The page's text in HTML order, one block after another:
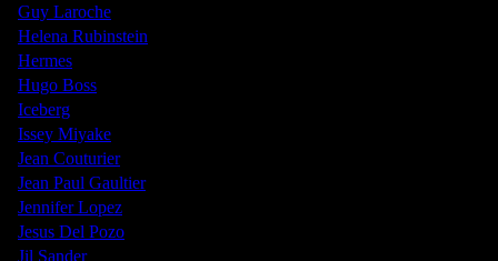
Guy Laroche
Helena Rubinstein
Hermes
Hugo Boss
Iceberg
Issey Miyake
Jean Couturier
Jean Paul Gaultier
Jennifer Lopez
Jesus Del Pozo
Jil Sander